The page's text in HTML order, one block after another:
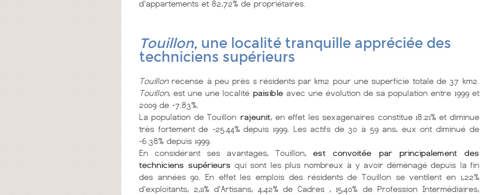
d'appartements et 82,72% de propriétaires.
Touillon, une localité tranquille appréciée des
techniciens supérieurs
Touillonrecense à peu près 11 résidents par km2 pour une superficie totale de 37 km2.
Touillon, est une une localité paisibleavec une évolution de sa population entre 1999 et
2009 de -7.83%.
La population de Touillon rajeunit, en effet les sexagenaires constitue 18.21% et diminue
très fortement de -25.44% depuis 1999. Les actifs de 30 à 59 ans, eux ont diminué de
-6.38% depuis 1999.
En considérant ses avantages, Touillon,est convoitée par principalement des
techniciens supérieurs qui sont les plus nombreux à y avoir déménagé depuis la fin
des années 90. En effet les emplois des résidents de Touillon se ventilent en 1,22%
d'exploitants, 2,11% d'Artisans, 4,42% de Cadres , 15,40% de Profession Intermédiaires,